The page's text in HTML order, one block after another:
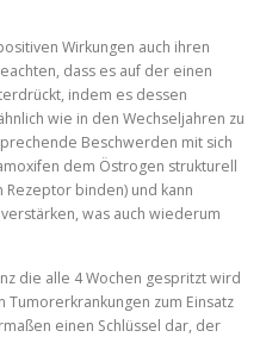
Wirkungen auch ihren
dass es auf der einen
indem es dessen
wie in den Wechseljahren zu
Beschwerden mit sich
dem Östrogen strukturell
Rezeptor binden) und kann
was auch wiederum
die alle 4 Wochen gespritzt wird
zum Einsatz
einen Schlüssel dar, der